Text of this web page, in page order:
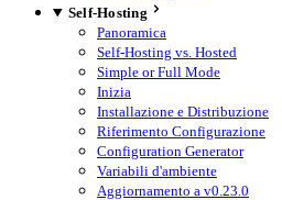
Self-Hosting
Panoramica
Self-Hosting vs. Hosted
Simple or Full Mode
Inizia
Installazione e Distribuzione
Riferimento Configurazione
Configuration Generator
Variabili d'ambiente
Aggiornamento a v0.23.0